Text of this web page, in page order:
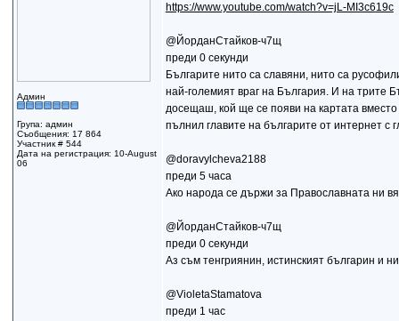
Админ
Група: админ
Съобщения: 17 864
Участник # 544
Дата на регистрация: 10-August
06
https://www.youtube.com/watch?v=jL-MI3c619c
@ЙорданСтайков-ч7щ
преди 0 секунди
Българите нито са славяни, нито са
най-големият враг на България. И на трите
досещаш, кой ще се появи на картата
пълнил главите на българите от интернет с
@doravylcheva2188
преди 5 часа
Ако народа се държи за Православната ни
@ЙорданСтайков-ч7щ
преди 0 секунди
Аз съм тенгриянин, истинският българин и
@VioletaStamatova
преди 1 час